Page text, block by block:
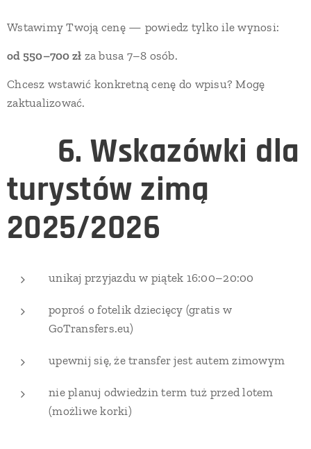
Wstawimy Twoją cenę — powiedz tylko ile wynosi:
od 550–700 zł za busa 7–8 osób.
Chcesz wstawić konkretną cenę do wpisu? Mogę
zaktualizować.
6. Wskazówki dla
turystów zimą
2025/2026
unikaj przyjazdu w piątek 16:00–20:00
poproś o fotelik dziecięcy (gratis w
GoTransfers.eu)
upewnij się, że transfer jest autem zimowym
nie planuj odwiedzin term tuż przed lotem
(możliwe korki)